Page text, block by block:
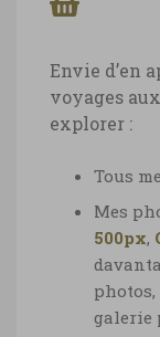
Envie d’en
voyages
explorer :
Tous
Mes
500px,
galerie